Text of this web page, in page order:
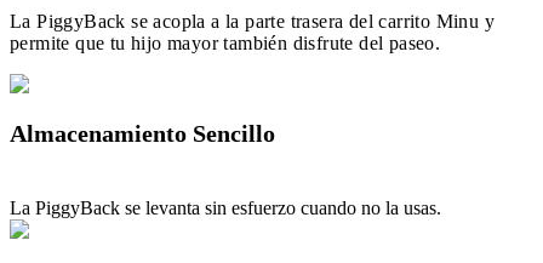
La PiggyBack se acopla a la parte trasera del carrito Minu y
permite que tu hijo mayor también disfrute del paseo.
Almacenamiento Sencillo
La PiggyBack se levanta sin esfuerzo cuando no la usas.